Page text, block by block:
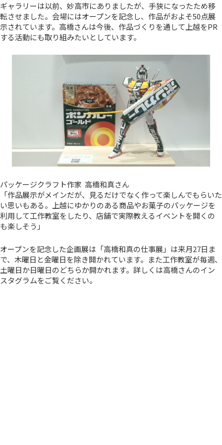
ギャラリーは以前、妙高市にありましたが、手狭になったため移
転させました。会場にはオープンを記念し、作品がおよそ50点展
示されています。高橋さんは今後、作品づくりを通して上越をPR
する活動にも取り組みたいとしています。
パッケージクラフト作家 高橋和真さん
「作品展示がメインだが、見るだけでなく作って楽しんでもらいた
い思いもある。上越にゆかりのある商品やお菓子のパッケージを
利用して工作教室をしたり、店舗で実際教えるイベントを開くの
も楽しそう」
オープンを記念した企画展は「高橋和真の仕事展」は来月27日ま
で、木曜日と金曜日を除き開かれています。また工作教室が毎週、
土曜日か日曜日のどちらか開かれます。詳しくは高橋さんのイン
スタグラムをご覧ください。